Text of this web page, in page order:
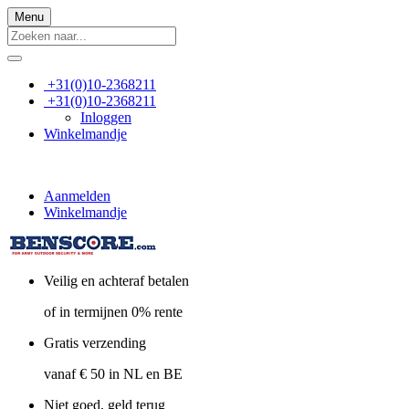
Menu
+31(0)10-2368211
+31(0)10-2368211
Inloggen
Winkelmandje
Aanmelden
Winkelmandje
Veilig en achteraf betalen
of in termijnen 0% rente
Gratis verzending
vanaf € 50 in NL en BE
Niet goed, geld terug